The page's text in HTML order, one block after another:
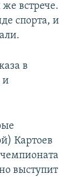
встрече.
спорта, и
в
и
Картоев
выступит